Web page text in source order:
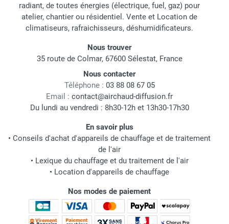
radiant, de toutes énergies (électrique, fuel, gaz) pour
atelier, chantier ou résidentiel. Vente et Location de
climatiseurs, rafraichisseurs, déshumidificateurs.
Nous trouver
35 route de Colmar, 67600 Sélestat, France
Nous contacter
Téléphone : 03 88 08 67 05
Email : contact@airchaud-diffusion.fr
Du lundi au vendredi : 8h30-12h et 13h30-17h30
En savoir plus
• Conseils d'achat d'appareils de chauffage et de traitement
de l'air
• Lexique du chauffage et du traitement de l'air
• Location d'appareils de chauffage
Nos modes de paiement